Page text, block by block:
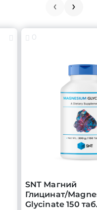
0
SNT Магний
Глицинат/
Glycinate 150